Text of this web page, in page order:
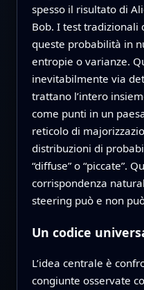
spesso il risultato di
Bob. I test tradizionali
queste probabilità in
entropie o varianze.
inevitabilmente via
trattano l’intero
come punti in un
reticolo di
distribuzioni di
“diffuse” o “piccate”.
corrispondenza
steering può e non
Un codice
L’idea centrale è
congiunte osservate